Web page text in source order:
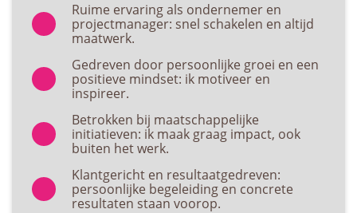
Ruime ervaring als ondernemer en
projectmanager: snel schakelen en altijd
maatwerk.
Gedreven door persoonlijke groei en een
positieve mindset: ik motiveer en
inspireer.
Betrokken bij maatschappelijke
initiatieven: ik maak graag impact, ook
buiten het werk.
Klantgericht en resultaatgedreven:
persoonlijke begeleiding en concrete
resultaten staan voorop.